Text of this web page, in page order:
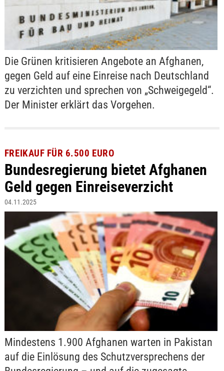
Die Grünen kritisieren Angebote an Afghanen,
gegen Geld auf eine Einreise nach Deutschland
zu verzichten und sprechen von „Schweigegeld“.
Der Minister erklärt das Vorgehen.
FREIKAUF FÜR 6.500 EURO
Bundesregierung bietet Afghanen
Geld gegen Einreiseverzicht
04.11.2025
Mindestens 1.900 Afghanen warten in Pakistan
auf die Einlösung des Schutzversprechens der